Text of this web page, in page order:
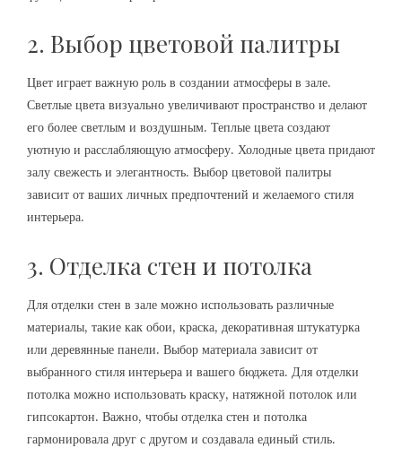
2. Выбор цветовой палитры
Цвет играет важную роль в создании атмосферы в зале.
Светлые цвета визуально увеличивают пространство и делают
его более светлым и воздушным. Теплые цвета создают
уютную и расслабляющую атмосферу. Холодные цвета придают
залу свежесть и элегантность. Выбор цветовой палитры
зависит от ваших личных предпочтений и желаемого стиля
интерьера.
3. Отделка стен и потолка
Для отделки стен в зале можно использовать различные
материалы, такие как обои, краска, декоративная штукатурка
или деревянные панели. Выбор материала зависит от
выбранного стиля интерьера и вашего бюджета. Для отделки
потолка можно использовать краску, натяжной потолок или
гипсокартон. Важно, чтобы отделка стен и потолка
гармонировала друг с другом и создавала единый стиль.